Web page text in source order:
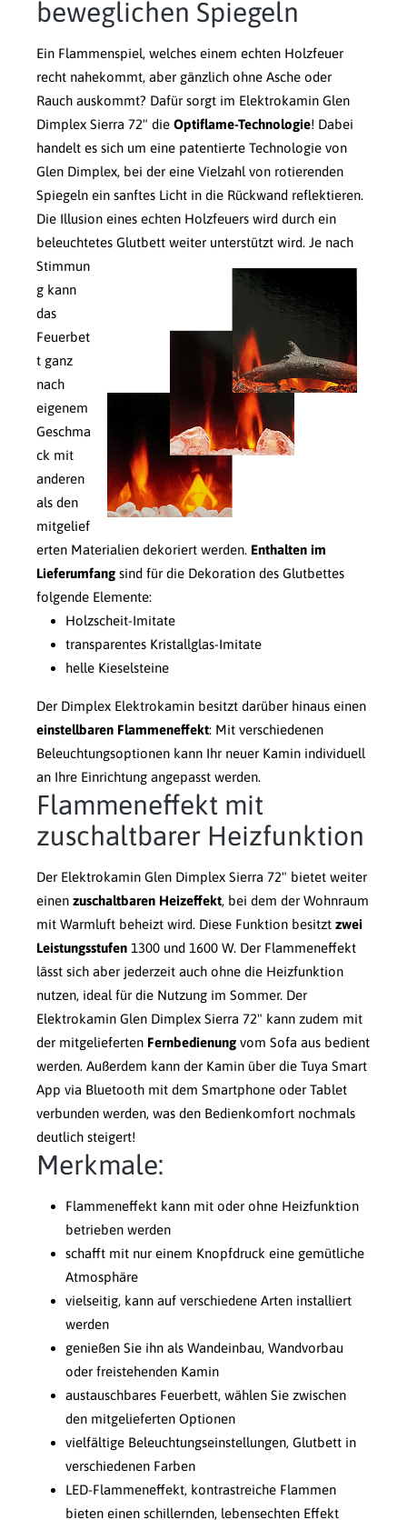
beweglichen Spiegeln
Ein Flammenspiel, welches einem echten Holzfeuer
recht nahekommt, aber gänzlich ohne Asche oder
Rauch auskommt? Dafür sorgt im Elektrokamin Glen
Dimplex Sierra 72" die Optiflame-Technologie! Dabei
handelt es sich um eine patentierte Technologie von
Glen Dimplex, bei der eine Vielzahl von rotierenden
Spiegeln ein sanftes Licht in die Rückwand reflektieren.
Die Illusion eines echten Holzfeuers wird durch ein
beleuchtetes Glutbett weiter unterstützt wird. Je nach
Stimmun
g kann
das
Feuerbet
t ganz
nach
eigenem
Geschma
ck mit
anderen
als den
mitgelief
erten Materialien dekoriert werden. Enthalten im
Lieferumfang sind für die Dekoration des Glutbettes
folgende Elemente:
Holzscheit-Imitate
transparentes Kristallglas-Imitate
helle Kieselsteine
Der Dimplex Elektrokamin besitzt darüber hinaus einen
einstellbaren Flammeneffekt: Mit verschiedenen
Beleuchtungsoptionen kann Ihr neuer Kamin individuell
an Ihre Einrichtung angepasst werden.
Flammeneffekt mit
zuschaltbarer Heizfunktion
Der Elektrokamin Glen Dimplex Sierra 72" bietet weiter
einen zuschaltbaren Heizeffekt, bei dem der Wohnraum
mit Warmluft beheizt wird. Diese Funktion besitzt zwei
Leistungsstufen 1300 und 1600 W. Der Flammeneffekt
lässt sich aber jederzeit auch ohne die Heizfunktion
nutzen, ideal für die Nutzung im Sommer. Der
Elektrokamin Glen Dimplex Sierra 72" kann zudem mit
der mitgelieferten Fernbedienung vom Sofa aus bedient
werden. Außerdem kann der Kamin über die Tuya Smart
App via Bluetooth mit dem Smartphone oder Tablet
verbunden werden, was den Bedienkomfort nochmals
deutlich steigert!
Merkmale:
Flammeneffekt kann mit oder ohne Heizfunktion
betrieben werden
schafft mit nur einem Knopfdruck eine gemütliche
Atmosphäre
vielseitig, kann auf verschiedene Arten installiert
werden
genießen Sie ihn als Wandeinbau, Wandvorbau
oder freistehenden Kamin
austauschbares Feuerbett, wählen Sie zwischen
den mitgelieferten Optionen
vielfältige Beleuchtungseinstellungen, Glutbett in
verschiedenen Farben
LED-Flammeneffekt, kontrastreiche Flammen
bieten einen schillernden, lebensechten Effekt